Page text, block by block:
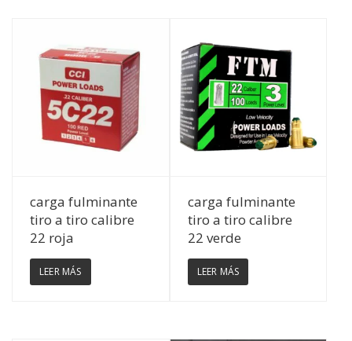
Ver Detalles
carga fulminante
tiro a tiro calibre
22 roja
LEER MÁS
Ver Detalles
carga fulminante
tiro a tiro calibre
22 verde
LEER MÁS